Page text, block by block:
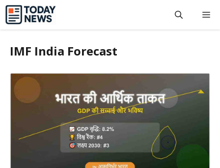
Skip
content
IMF India Forecast